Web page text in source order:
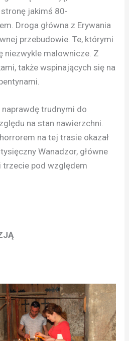
jakimś 80-
Droga główna z Erywania
przebudowie. Te, którymi
niezwykle malownicze. Z
także wspinających się na
trudnymi do
na stan nawierzchni.
na tej trasie okazał
Wanadzor, główne
pod względem